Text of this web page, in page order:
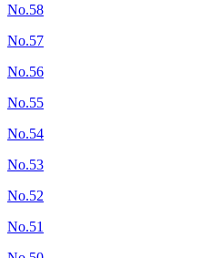
No.58
No.57
No.56
No.55
No.54
No.53
No.52
No.51